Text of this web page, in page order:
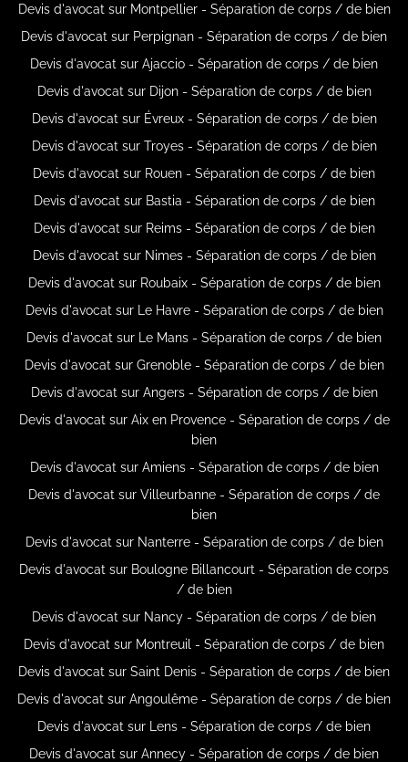
Devis d'avocat sur Montpellier - Séparation de corps / de bien
Devis d'avocat sur Perpignan - Séparation de corps / de bien
Devis d'avocat sur Ajaccio - Séparation de corps / de bien
Devis d'avocat sur Dijon - Séparation de corps / de bien
Devis d'avocat sur Évreux - Séparation de corps / de bien
Devis d'avocat sur Troyes - Séparation de corps / de bien
Devis d'avocat sur Rouen - Séparation de corps / de bien
Devis d'avocat sur Bastia - Séparation de corps / de bien
Devis d'avocat sur Reims - Séparation de corps / de bien
Devis d'avocat sur Nimes - Séparation de corps / de bien
Devis d'avocat sur Roubaix - Séparation de corps / de bien
Devis d'avocat sur Le Havre - Séparation de corps / de bien
Devis d'avocat sur Le Mans - Séparation de corps / de bien
Devis d'avocat sur Grenoble - Séparation de corps / de bien
Devis d'avocat sur Angers - Séparation de corps / de bien
Devis d'avocat sur Aix en Provence - Séparation de corps / de
bien
Devis d'avocat sur Amiens - Séparation de corps / de bien
Devis d'avocat sur Villeurbanne - Séparation de corps / de
bien
Devis d'avocat sur Nanterre - Séparation de corps / de bien
Devis d'avocat sur Boulogne Billancourt - Séparation de corps
/ de bien
Devis d'avocat sur Nancy - Séparation de corps / de bien
Devis d'avocat sur Montreuil - Séparation de corps / de bien
Devis d'avocat sur Saint Denis - Séparation de corps / de bien
Devis d'avocat sur Angoulême - Séparation de corps / de bien
Devis d'avocat sur Lens - Séparation de corps / de bien
Devis d'avocat sur Annecy - Séparation de corps / de bien